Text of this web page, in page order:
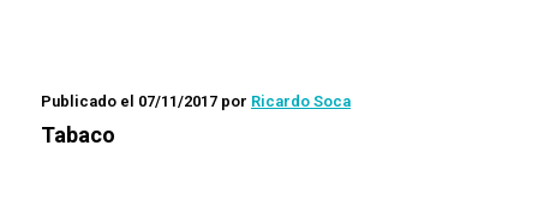
Publicado el 07/11/2017 por Ricardo Soca
Tabaco